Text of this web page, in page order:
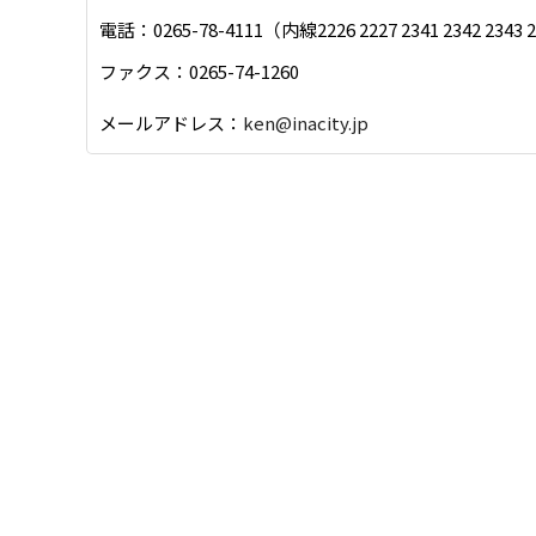
電話：0265-78-4111（内線2226 2227 2341 2342 2343
ファクス：0265-74-1260
メールアドレス： ken@inacity.jp